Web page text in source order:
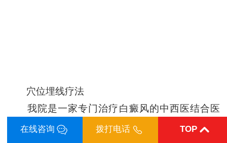
穴位埋线疗法
我院是一家专门治疗白癜风的中西医结合医
院，有全面的治疗技术，比如：穴位埋线疗法。穴
在线咨询 拨打电话 TOP